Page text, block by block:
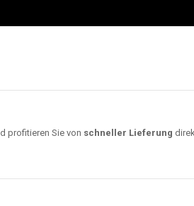
profitieren Sie von schneller Lieferung